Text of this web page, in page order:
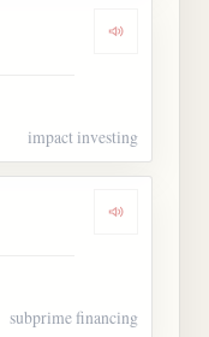
Dengarkan
impact investing
Dengarkan
subprime financing